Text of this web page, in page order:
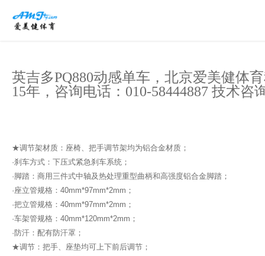
英吉多PQ880动感单车， 北京爱美健体
15年，咨询电话：010-58444887 技术咨
★调节架材质：座椅、把手调节架均为铝合金材质；
·刹车方式：下压式紧急刹车系统；
·脚踏：商用三件式中轴及热处理重型曲柄和高强度铝合金脚踏；
·座立管规格：40mm*97mm*2mm；
·把立管规格：40mm*97mm*2mm；
·车架管规格：40mm*120mm*2mm；
·防汗：配有防汗罩；
★调节：把手、座垫均可上下前后调节；